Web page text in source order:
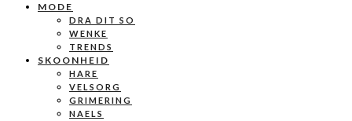
MODE
DRA DIT SO
WENKE
TRENDS
SKOONHEID
HARE
VELSORG
GRIMERING
NAELS